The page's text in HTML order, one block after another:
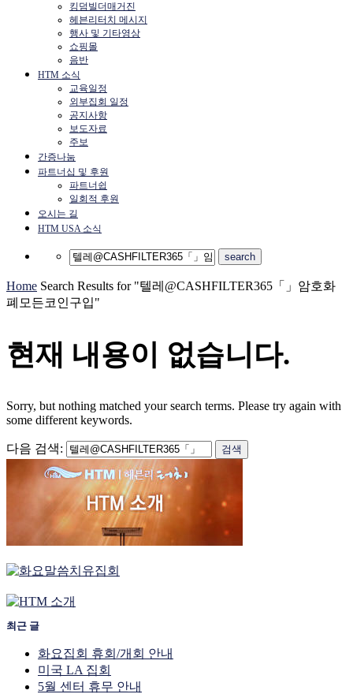
킹덤빌더매거진
헤븐리터치 메시지
행사 및 기타영상
쇼핑몰
음반
HTM 소식
교육일정
외부집회 일정
공지사항
보도자료
주보
간증나눔
파트너십 및 후원
파트너쉽
일회적 후원
오시는 길
HTM USA 소식
Home Search Results for "텔레@CASHFILTER365「」암호화
폐모든코인구입"
현재 내용이 없습니다.
Sorry, but nothing matched your search terms. Please try again with
some different keywords.
다음 검색:
최근 글
화요집회 휴회/개회 안내
미국 LA 집회
5월 센터 휴무 안내